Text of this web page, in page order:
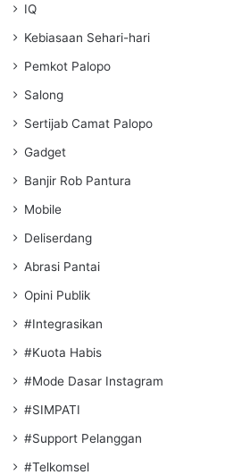
IQ
Kebiasaan Sehari-hari
Pemkot Palopo
Salong
Sertijab Camat Palopo
Gadget
Banjir Rob Pantura
Mobile
Deliserdang
Abrasi Pantai
Opini Publik
#Integrasikan
#Kuota Habis
#Mode Dasar Instagram
#SIMPATI
#Support Pelanggan
#Telkomsel